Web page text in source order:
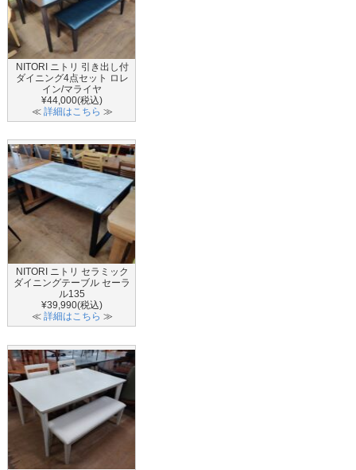
NITORI ニトリ 引き出し付
ダイニング4点セット ロレ
イン/マライヤ
¥44,000(税込)
≪ 詳細はこちら ≫
NITORI ニトリ セラミック
ダイニングテーブル セーラ
ル135
¥39,990(税込)
≪ 詳細はこちら ≫